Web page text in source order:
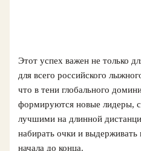
Этот успех важен не только
для всего российского
что в тени глобального
формируются новые лидеры,
лучшими на длинной
набирать очки и
начала до конца.